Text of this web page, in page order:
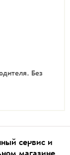
Без
сервис и